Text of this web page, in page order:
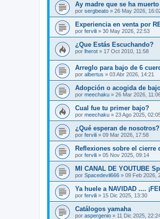
Ay madre que se ha
por sergbeato » 26 May 2026,
Experiencia en venta por
por fervili » 30 May 2026, 22:53
¿Que Estás Escuchando?
por lherot » 17 Oct 2010, 11:58
Arreglo para bajo de 6
por albertus » 03 Abr 2026, 14:21
Adopción o acogida de
por meechaku » 26 Mar 2026,
Cual fue tu primer bajo?
por meechaku » 23 Ago 2025,
¿Qué esperan de nosotros?
por fervili » 09 Mar 2026, 17:58
Reflexiones sobre el cierre
por fervili » 05 Nov 2025, 09:14
MI CANAL DE YOUTUBE
por Spacedevil666 » 09 Feb 2026,
Ya huele a NAVIDAD ....
por fervili » 15 Dic 2025, 13:30
Catálogos yamaha
por aspergenio » 11 Dic 2025,